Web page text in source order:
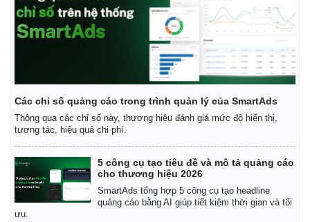
Kinh tế
Thị trường
Các chỉ số quảng cáo trong trình quản lý của SmartAds
Thông qua các chỉ số này, thương hiệu đánh giá mức độ hiển thị,
tương tác, hiệu quả chi phí.
5 công cụ tạo tiêu đề và mô tả quảng cáo
cho thương hiệu 2026
SmartAds tổng hợp 5 công cụ tạo headline
quảng cáo bằng AI giúp tiết kiệm thời gian và tối
ưu.